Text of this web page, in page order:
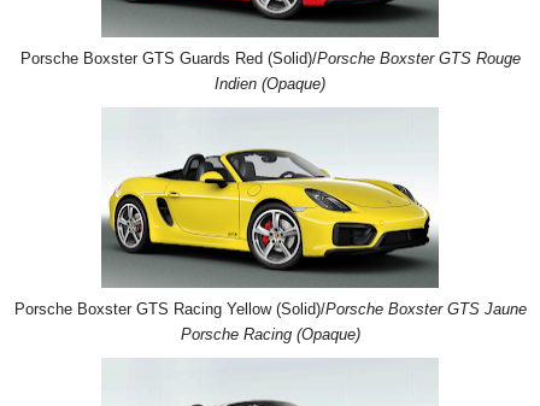
Porsche Boxster GTS Guards Red (Solid)/Porsche Boxster GTS Rouge
Indien (Opaque)
Porsche Boxster GTS Racing Yellow (Solid)/Porsche Boxster GTS Jaune
Porsche Racing (Opaque)